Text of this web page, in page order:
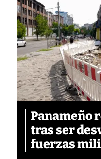
Panameño
tras ser
fuerzas